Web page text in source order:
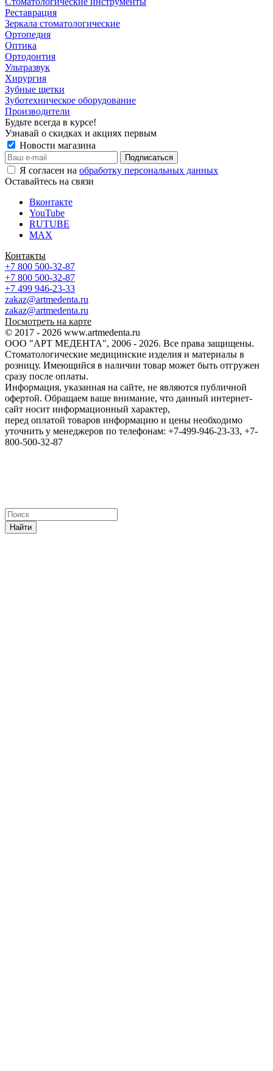
Реставрация
Зеркала стоматологические
Ортопедия
Оптика
Ортодонтия
Ультразвук
Хирургия
Зубные щетки
Зуботехническое оборудование
Производители
Будьте всегда в курсе!
Узнавай о скидках и акциях первым
Новости магазина
Я согласен на обработку персональных данных
Оставайтесь на связи
Вконтакте
YouTube
RUTUBE
MAX
Контакты
+7 800 500-32-87
+7 800 500-32-87
+7 499 946-23-33
zakaz@artmedenta.ru
zakaz@artmedenta.ru
Посмотреть на карте
© 2017 - 2026 www.artmedenta.ru
ООО "АРТ МЕДЕНТА", 2006 - 2026. Все права защищены.
Стоматологические медицинские изделия и материалы в
розницу. Имеющийся в наличии товар может быть отгружен
сразу после оплаты.
Информация, указанная на сайте, не являются публичной
офертой. Обращаем ваше внимание, что данный интернет-
сайт носит информационный характер,
перед оплатой товаров информацию и цены необходимо
уточнить у менеджеров по телефонам: +7-499-946-23-33, +7-
800-500-32-87
Найти